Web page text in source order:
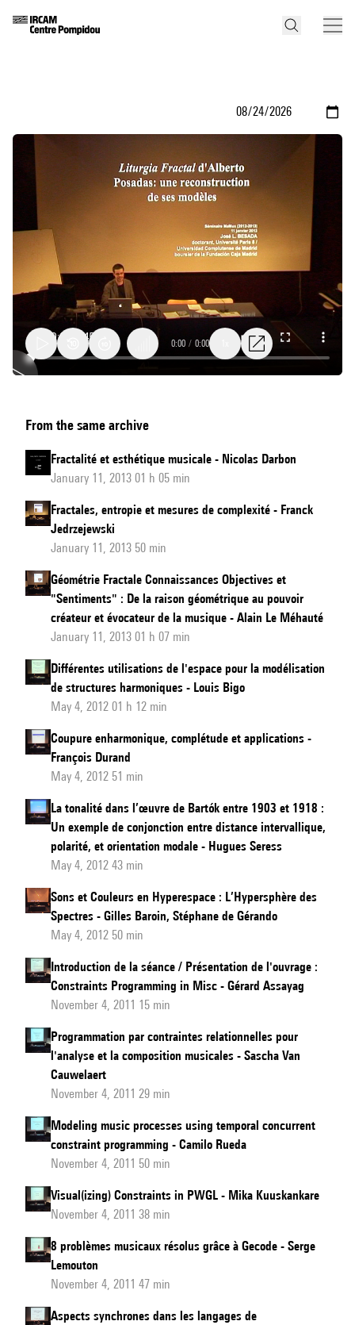
fractal
d'Alberto
Posadas
une
reconstruction
ses
modèles
0:00 / 0:00
From the same archive
Fractalité et esthétique musicale - Nicolas Darbon
January 11, 2013 01 h 05 min
Fractales, entropie et mesures de complexité - Franck
Jedrzejewski
January 11, 2013 50 min
Géométrie Fractale Connaissances Objectives et
"Sentiments" : De la raison géométrique au pouvoir
créateur et évocateur de la musique - Alain Le Méhauté
January 11, 2013 01 h 07 min
Différentes utilisations de l'espace pour la modélisation
de structures harmoniques - Louis Bigo
May 4, 2012 01 h 12 min
Coupure enharmonique, complétude et applications -
François Durand
May 4, 2012 51 min
La tonalité dans l’œuvre de Bartók entre 1903 et 1918 :
Un exemple de conjonction entre distance intervallique,
polarité, et orientation modale - Hugues Seress
May 4, 2012 43 min
Sons et Couleurs en Hyperespace : L’Hypersphère des
Spectres - Gilles Baroin, Stéphane de Gérando
May 4, 2012 50 min
Introduction de la séance / Présentation de l'ouvrage :
Constraints Programming in Misc - Gérard Assayag
November 4, 2011 15 min
Programmation par contraintes relationnelles pour
l'analyse et la composition musicales - Sascha Van
Cauwelaert
November 4, 2011 29 min
Modeling music processes using temporal concurrent
constraint programming - Camilo Rueda
November 4, 2011 50 min
Visual(izing) Constraints in PWGL - Mika Kuuskankare
November 4, 2011 38 min
8 problèmes musicaux résolus grâce à Gecode - Serge
Lemouton
November 4, 2011 47 min
Aspects synchrones dans les langages de